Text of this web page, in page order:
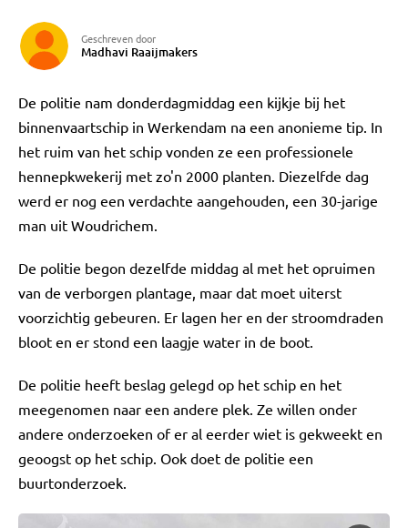
Geschreven door
Madhavi Raaijmakers
De politie nam donderdagmiddag een kijkje bij het
binnenvaartschip in Werkendam na een anonieme tip. In
het ruim van het schip vonden ze een professionele
hennepkwekerij met zo'n 2000 planten. Diezelfde dag
werd er nog een verdachte aangehouden, een 30-jarige
man uit Woudrichem.
De politie begon dezelfde middag al met het opruimen
van de verborgen plantage, maar dat moet uiterst
voorzichtig gebeuren. Er lagen her en der stroomdraden
bloot en er stond een laagje water in de boot.
De politie heeft beslag gelegd op het schip en het
meegenomen naar een andere plek. Ze willen onder
andere onderzoeken of er al eerder wiet is gekweekt en
geoogst op het schip. Ook doet de politie een
buurtonderzoek.